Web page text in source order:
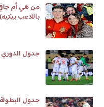
من هي أم
باللاعب بيكيه)
جدول الدوري السعودي
جدول البطولة